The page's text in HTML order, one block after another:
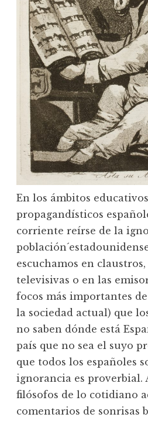
En los ámbitos
propagandísticos
corriente reírse de la
escuchamos en
televisivas o en las
focos más importantes
la sociedad actual) que
no saben dónde está
país que no sea el suyo
que todos los españoles
ignorancia es proverbial.
filósofos de lo cotidiano
comentarios de sonrisas